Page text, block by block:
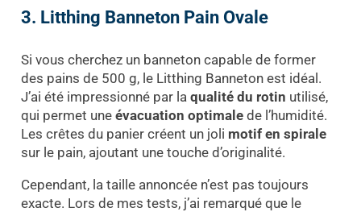
3. Litthing Banneton Pain Ovale
Si vous cherchez un banneton capable de former
des pains de 500 g, le Litthing Banneton est idéal.
J’ai été impressionné par la qualité du rotin utilisé,
qui permet une évacuation optimalede l’humidité.
Les crêtes du panier créent un joli motif en spirale
sur le pain, ajoutant une touche d’originalité.
Cependant, la taille annoncée n’est pas toujours
exacte. Lors de mes tests, j’ai remarqué que le